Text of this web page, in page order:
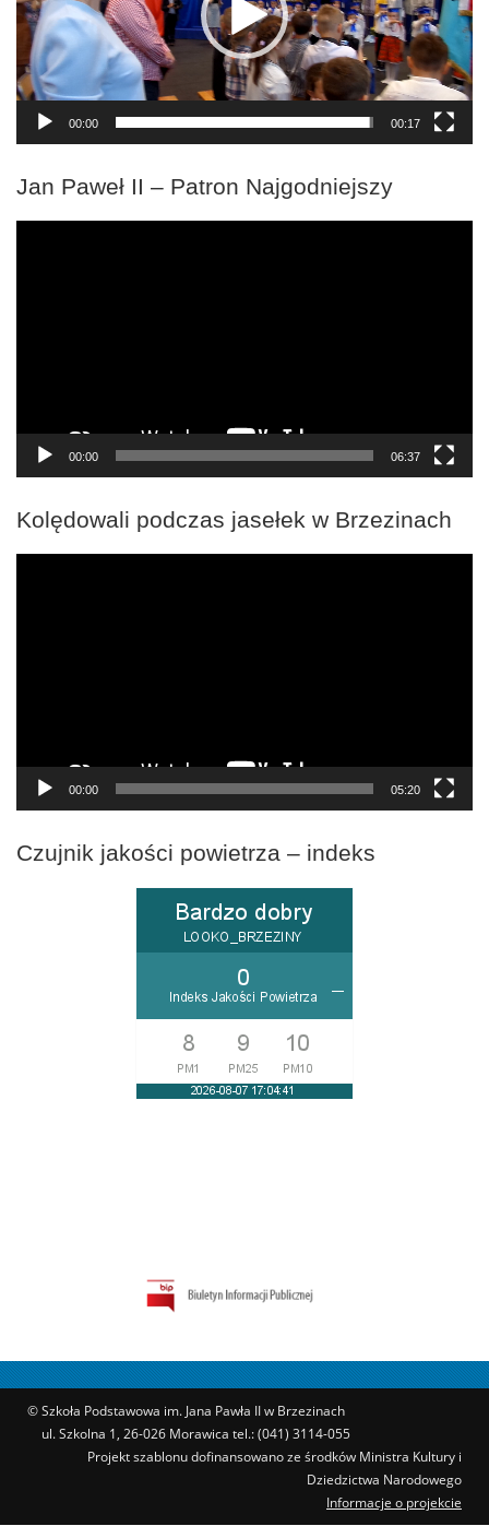
00:00 00:17
Jan Paweł II – Patron Najgodniejszy
00:00 06:37
Kolędowali podczas jasełek w Brzezinach
00:00 05:20
Czujnik jakości powietrza – indeks
© Szkoła Podstawowa im. Jana Pawła II w Brzezinach
ul. Szkolna 1, 26-026 Morawica tel.: (041) 3114-055
Projekt szablonu dofinansowano ze środków Ministra Kultury i
Dziedzictwa Narodowego
Informacje o projekcie